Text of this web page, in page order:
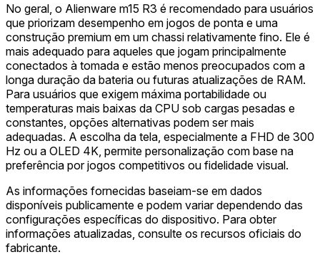
No geral, o Alienware m15 R3 é recomendado para usuários
que priorizam desempenho em jogos de ponta e uma
construção premium em um chassi relativamente fino. Ele é
mais adequado para aqueles que jogam principalmente
conectados à tomada e estão menos preocupados com a
longa duração da bateria ou futuras atualizações de RAM.
Para usuários que exigem máxima portabilidade ou
temperaturas mais baixas da CPU sob cargas pesadas e
constantes, opções alternativas podem ser mais
adequadas. A escolha da tela, especialmente a FHD de 300
Hz ou a OLED 4K, permite personalização com base na
preferência por jogos competitivos ou fidelidade visual.
As informações fornecidas baseiam-se em dados
disponíveis publicamente e podem variar dependendo das
configurações específicas do dispositivo. Para obter
informações atualizadas, consulte os recursos oficiais do
fabricante.